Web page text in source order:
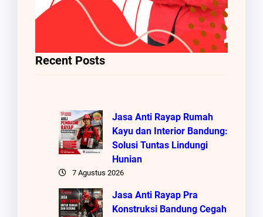
Recent Posts
Jasa Anti Rayap Rumah
Kayu dan Interior Bandung:
Solusi Tuntas Lindungi
Hunian
7 Agustus 2026
Jasa Anti Rayap Pra
Konstruksi Bandung Cegah